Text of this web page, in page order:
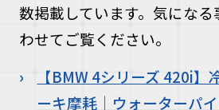
数掲載しています。気にな
わせてご覧ください。
【BMW 4シリーズ 420i】
ーキ摩耗｜ウォーターパ